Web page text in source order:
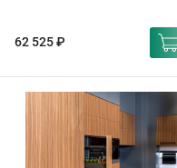
62 525 ₽